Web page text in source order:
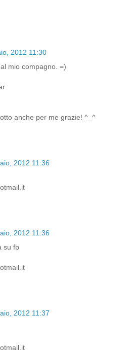
2012 11:30
mio compagno. =)
anche per me grazie! ^_^
2012 11:36
2012 11:36
su fb
2012 11:37